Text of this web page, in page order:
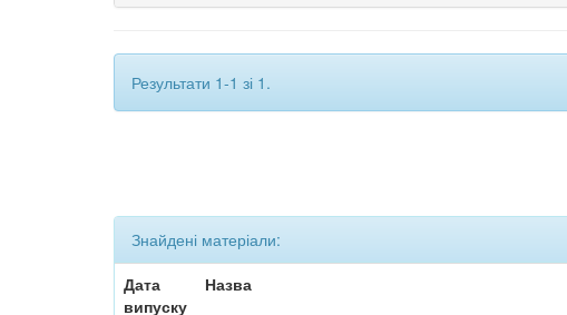
Результати 1-1 зі 1.
Знайдені матеріали:
Дата
випуску
Назва